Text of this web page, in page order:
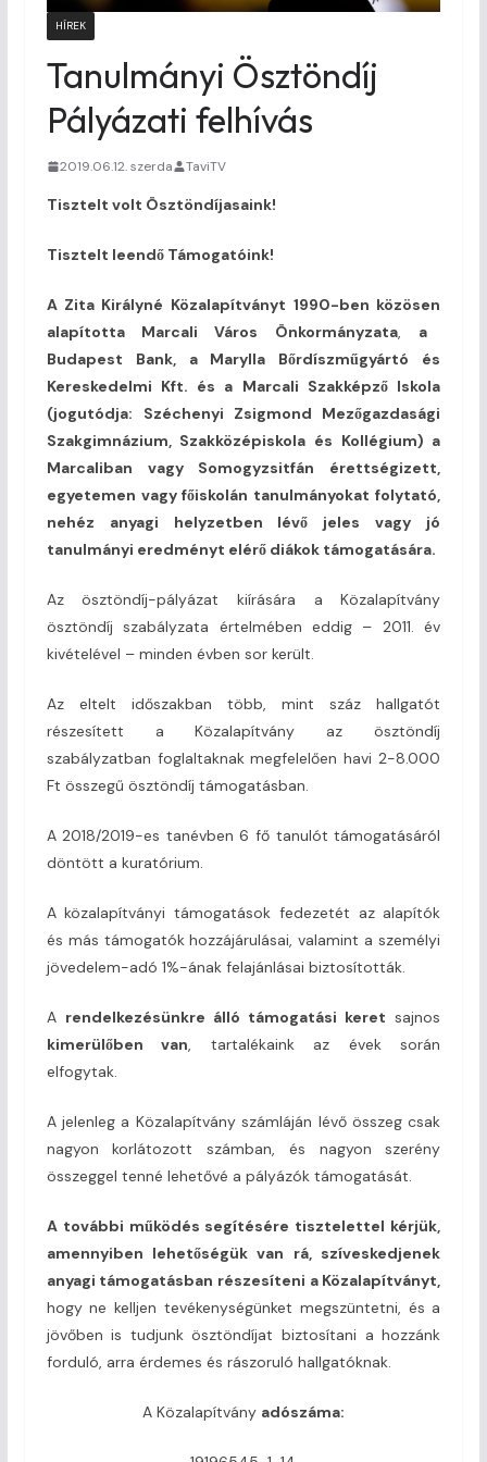
HÍREK
Tanulmányi Ösztöndíj
Pályázati felhívás
2019.06.12. szerda TaviTV
Tisztelt volt Ösztöndíjasaink!
Tisztelt leendő Támogatóink!
A Zita Királyné Közalapítványt 1990-ben közösen
alapította Marcali Város Önkormányzata, a
Budapest Bank, a Marylla Bőrdíszműgyártó és
Kereskedelmi Kft. és a Marcali Szakképző Iskola
(jogutódja:
Széchenyi Zsigmond Mezőgazdasági
Szakgimnázium, Szakközépiskola és Kollégium) a
Marcaliban vagy Somogyzsitfán érettségizett,
egyetemen vagy főiskolán tanulmányokat folytató,
nehéz anyagi helyzetben lévő jeles vagy jó
tanulmányi eredményt elérő diákok támogatására.
Az ösztöndíj-pályázat kiírására a Közalapítvány
ösztöndíj szabályzata értelmében eddig – 2011. év
kivételével – minden évben sor került.
Az eltelt időszakban több, mint száz hallgatót
részesített a Közalapítvány az ösztöndíj
szabályzatban foglaltaknak megfelelően havi 2-8.000
Ft összegű ösztöndíj támogatásban.
A 2018/2019-es tanévben 6 fő tanulót támogatásáról
döntött a kuratórium.
A közalapítványi támogatások fedezetét az alapítók
és más támogatók hozzájárulásai, valamint a személyi
jövedelem-adó 1%-ának felajánlásai biztosították.
A rendelkezésünkre álló támogatási keret sajnos
kimerülőben van, tartalékaink az évek során
elfogytak.
A jelenleg a Közalapítvány számláján lévő összeg csak
nagyon korlátozott számban, és nagyon szerény
összeggel tenné lehetővé a pályázók támogatását.
A további működés segítésére tisztelettel kérjük,
amennyiben lehetőségük van rá, szíveskedjenek
anyagi támogatásban részesíteni a Közalapítványt,
hogy ne kelljen tevékenységünket megszüntetni, és a
jövőben is tudjunk ösztöndíjat biztosítani a hozzánk
forduló, arra érdemes és rászoruló hallgatóknak.
A Közalapítvány adószáma: